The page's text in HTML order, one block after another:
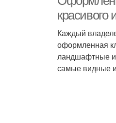
красивого
Каждый
оформленная
ландшафтные
самые видные